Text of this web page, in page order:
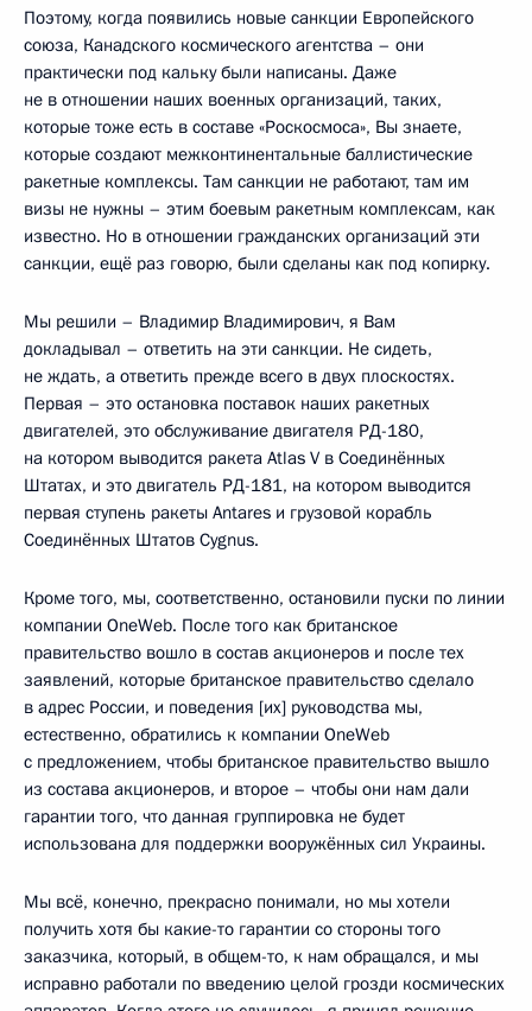
Поэтому, когда появились новые санкции Европейского
союза, Канадского космического агентства – они
практически под кальку были написаны. Даже
не в отношении наших военных организаций, таких,
которые тоже есть в составе «Роскосмоса», Вы знаете,
которые создают межконтинентальные баллистические
ракетные комплексы. Там санкции не работают, там им
визы не нужны – этим боевым ракетным комплексам, как
известно. Но в отношении гражданских организаций эти
санкции, ещё раз говорю, были сделаны как под копирку.
Мы решили – Владимир Владимирович, я Вам
докладывал – ответить на эти санкции. Не сидеть,
не ждать, а ответить прежде всего в двух плоскостях.
Первая – это остановка поставок наших ракетных
двигателей, это обслуживание двигателя РД-180,
на котором выводится ракета Atlas V в Соединённых
Штатах, и это двигатель РД-181, на котором выводится
первая ступень ракеты Antares и грузовой корабль
Соединённых Штатов Cygnus.
Кроме того, мы, соответственно, остановили пуски по линии
компании OneWeb. После того как британское
правительство вошло в состав акционеров и после тех
заявлений, которые британское правительство сделало
в адрес России, и поведения [их] руководства мы,
естественно, обратились к компании OneWeb
с предложением, чтобы британское правительство вышло
из состава акционеров, и второе – чтобы они нам дали
гарантии того, что данная группировка не будет
использована для поддержки вооружённых сил Украины.
Мы всё, конечно, прекрасно понимали, но мы хотели
получить хотя бы какие-то гарантии со стороны того
заказчика, который, в общем-то, к нам обращался, и мы
исправно работали по введению целой грозди космических